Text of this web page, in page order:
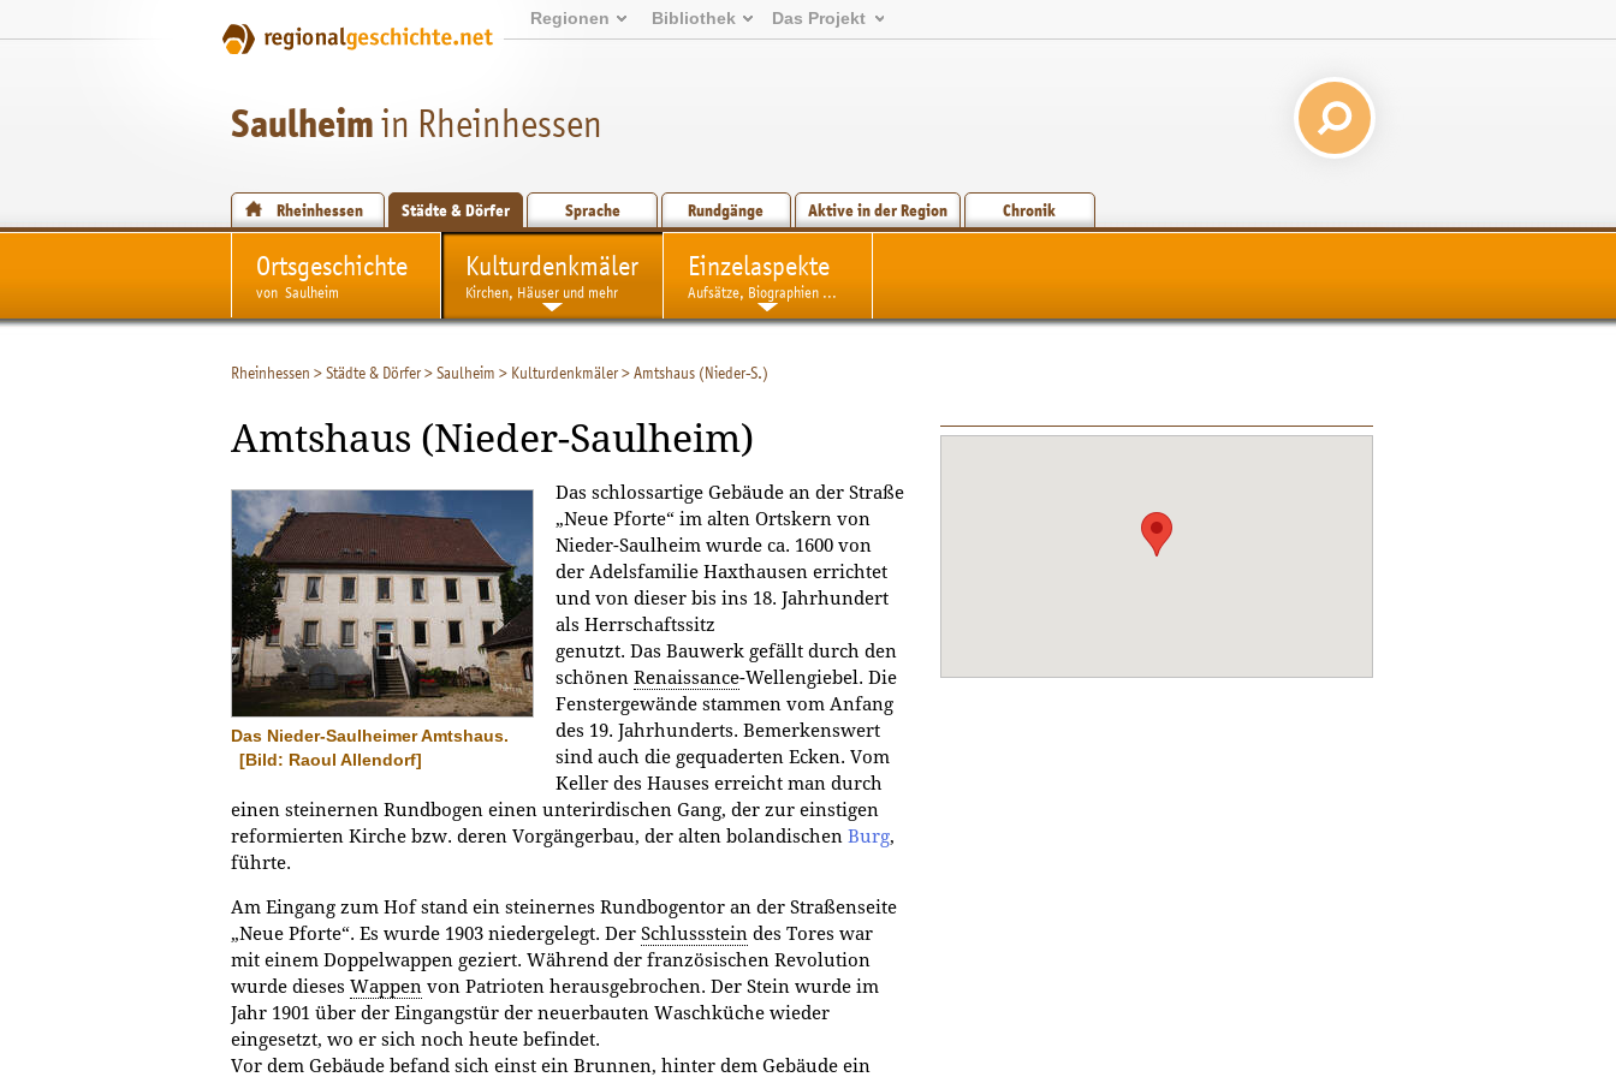
Regionen Bibliothek Das Projekt
Saulheimin Rheinhessen
Rheinhessen Städte & Dörfer Sprache Rundgänge Aktive in der Region Chronik
Ortsgeschichte
von Saulheim
Kulturdenkmäler
Kirchen, Häuser und mehr
Einzelaspekte
Aufsätze, Biographien ...
Rheinhessen >Städte & Dörfer>Saulheim > Kulturdenkmäler>Amtshaus (Nieder-S.)
Amtshaus (Nieder-Saulheim)
Das Nieder-Saulheimer Amtshaus.
[Bild: Raoul Allendorf]
Das schlossartige Gebäude an der Straße
„Neue Pforte“ im alten Ortskern von
Nieder-Saulheim wurde ca. 1600 von
der Adelsfamilie Haxthausen errichtet
und von dieser bis ins 18. Jahrhundert
als Herrschaftssitz
genutzt. Das Bauwerk gefällt durch den
schönen Renaissance-Wellengiebel. Die
Fenstergewände stammen vom Anfang
des 19. Jahrhunderts. Bemerkenswert
sind auch die gequaderten Ecken. Vom
Keller des Hauses erreicht man durch
einen steinernen Rundbogen einen unterirdischen Gang, der zur einstigen
reformierten Kirche bzw. deren Vorgängerbau, der alten bolandischen Burg,
führte.
Am Eingang zum Hof stand ein steinernes Rundbogentor an der Straßenseite
„Neue Pforte“. Es wurde 1903 niedergelegt. Der Schlussstein des Tores war
mit einem Doppelwappen geziert. Während der französischen Revolution
wurde dieses Wappen von Patrioten herausgebrochen. Der Stein wurde im
Jahr 1901 über der Eingangstür der neuerbauten Waschküche wieder
eingesetzt, wo er sich noch heute befindet.
Vor dem Gebäude befand sich einst ein Brunnen, hinter dem Gebäude ein